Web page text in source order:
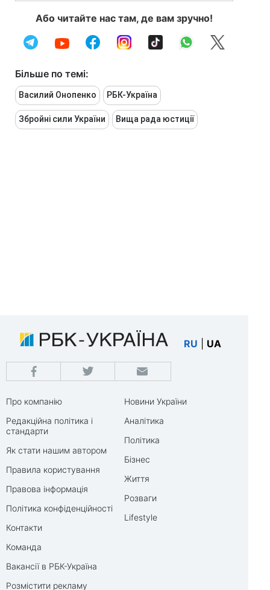
Або читайте нас там, де вам зручно!
Більше по темі:
Василий Онопенко РБК-Україна
Збройні сили України Вища рада юстиції
RU UA
Про компанію
Редакційна політика і
стандарти
Як стати нашим автором
Правила користування
Правова інформація
Політика конфіденційності
Контакти
Команда
Вакансії в РБК-Україна
Розмістити рекламу
Новини України
Аналітика
Політика
Бізнес
Життя
Розваги
Lifestyle